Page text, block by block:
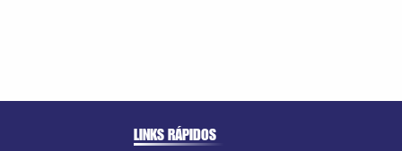
LINKS RÁPIDOS